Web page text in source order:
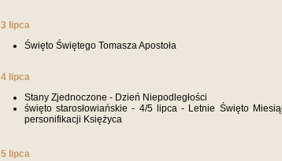
3 lipca
Święto Świętego Tomasza Apostoła
4 lipca
Stany Zjednoczone - Dzień Niepodległości
święto starosłowiańskie - 4/5 lipca - Letnie Święto
personifikacji Księżyca
5 lipca